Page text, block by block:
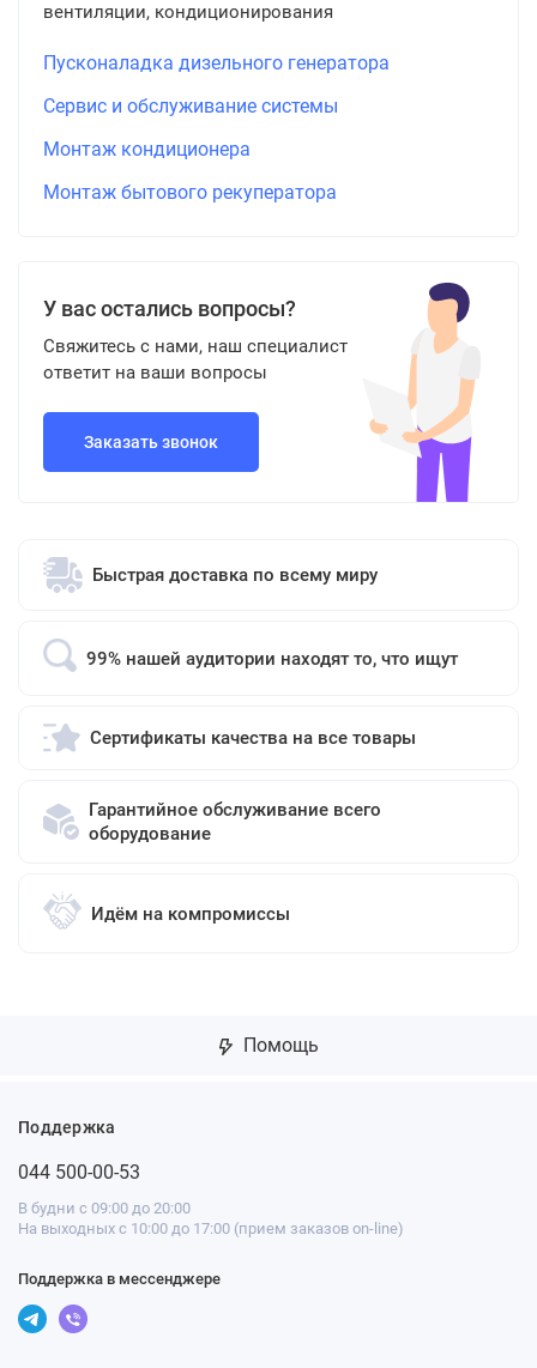
вентиляции, кондиционирования
Пусконаладка дизельного генератора
Сервис и обслуживание системы
Монтаж кондиционера
Монтаж бытового рекуператора
У вас остались вопросы?
Свяжитесь с нами, наш специалист
ответит на ваши вопросы
Заказать звонок
Быстрая доставка по всему миру
99% нашей аудитории находят то, что ищут
Сертификаты качества на все товары
Гарантийное обслуживание всего
оборудование
Идём на компромиссы
Помощь
Поддержка
044 500-00-53
В будни с 09:00 до 20:00
На выходных с 10:00 до 17:00 (прием заказов on-line)
Поддержка в мессенджере